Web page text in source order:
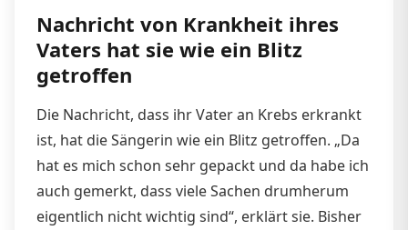
Nachricht von Krankheit ihres
Vaters hat sie wie ein Blitz
getroffen
Die Nachricht, dass ihr Vater an Krebs erkrankt
ist, hat die Sängerin wie ein Blitz getroffen. „Da
hat es mich schon sehr gepackt und da habe ich
auch gemerkt, dass viele Sachen drumherum
eigentlich nicht wichtig sind“, erklärt sie. Bisher